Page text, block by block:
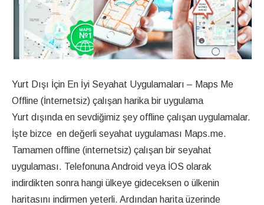
Yurt Dışı İçin En İyi Seyahat Uygulamaları – Maps Me
Offline (İnternetsiz) çalışan harika bir uygulama
Yurt dışında en sevdiğimiz şey offline çalışan uygulamalar.
İşte bizce en değerli seyahat uygulaması Maps.me.
Tamamen offline (internetsiz) çalışan bir seyahat
uygulaması. Telefonuna Android veya İOS olarak
indirdikten sonra hangi ülkeye gideceksen o ülkenin
haritasını indirmen yeterli. Ardından harita üzerinde